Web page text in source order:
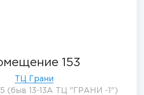
153
ТЦ Грани
(быв 13-13А ТЦ "ГРАНИ -1")